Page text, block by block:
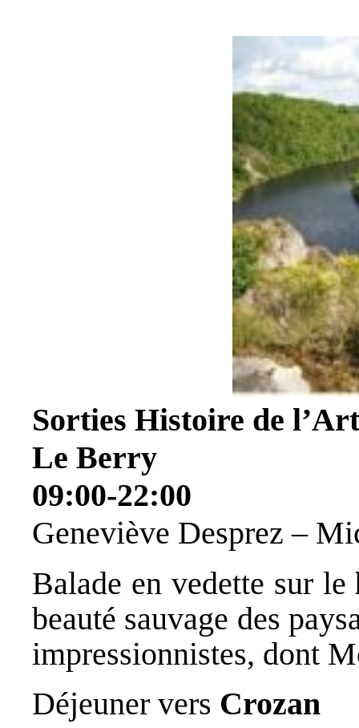
Sorties Histoire de l’Art
Le Berry
09:00-22:00
Geneviève Desprez –
Balade en vedette sur le
beauté sauvage des
impressionnistes, dont
Déjeuner vers Crozan